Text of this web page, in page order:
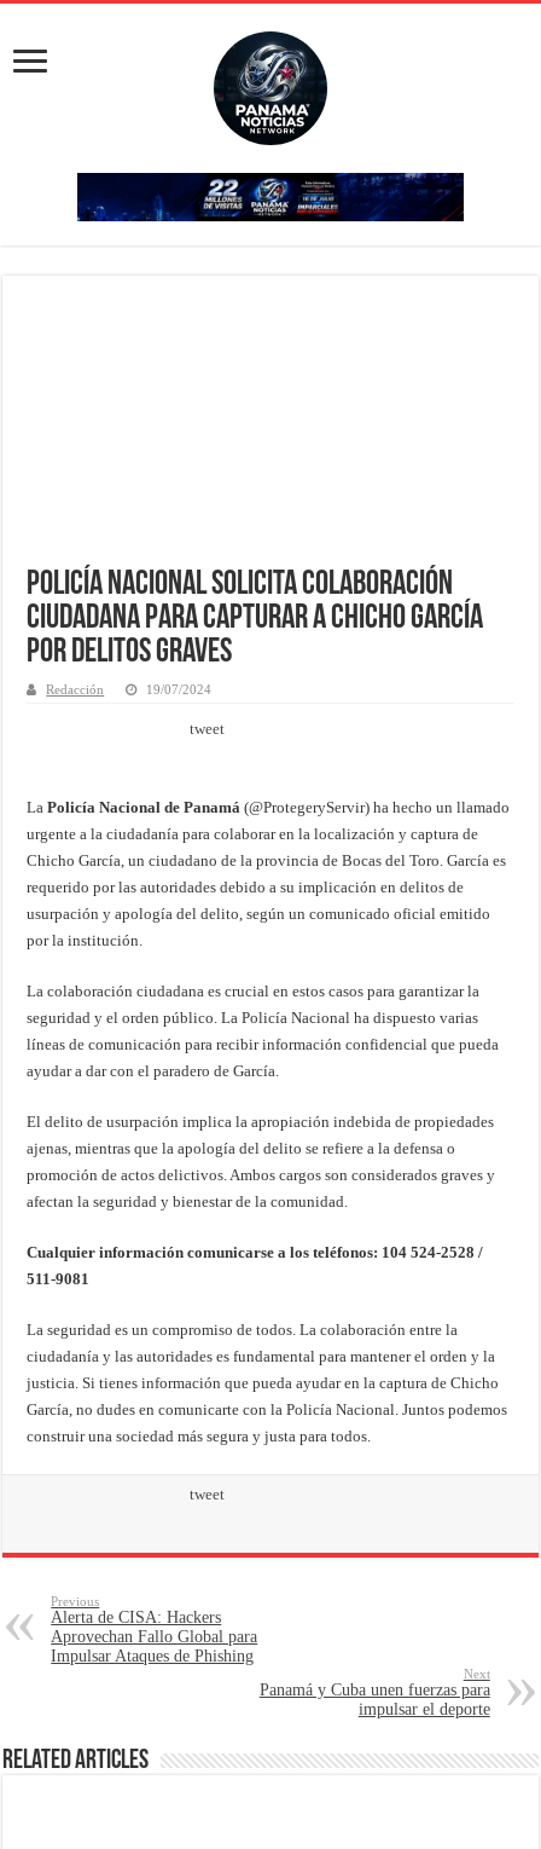
Policía Nacional Solicita Colaboración
Ciudadana para Capturar a Chicho García
por Delitos Graves
Redacción 19/07/2024
tweet
LaPolicía Nacional de Panamá (@ProtegeryServir) ha hecho un llamado
urgente a la ciudadanía para colaborar en la localización y captura de
Chicho García, un ciudadano de la provincia de Bocas del Toro. García es
requerido por las autoridades debido a su implicación en delitos de
usurpación y apología del delito, según un comunicado oficial emitido
por la institución.
La colaboración ciudadana es crucial en estos casos para garantizar la
seguridad y el orden público. La Policía Nacional ha dispuesto varias
líneas de comunicación para recibir información confidencial que pueda
ayudar a dar con el paradero de García.
El delito de usurpación implica la apropiación indebida de propiedades
ajenas, mientras que la apología del delito se refiere a la defensa o
promoción de actos delictivos. Ambos cargos son considerados graves y
afectan la seguridad y bienestar de la comunidad.
Cualquier información comunicarse a los teléfonos: 104 524-2528 /
511-9081
La seguridad es un compromiso de todos. La colaboración entre la
ciudadanía y las autoridades es fundamental para mantener el orden y la
justicia. Si tienes información que pueda ayudar en la captura de Chicho
García, no dudes en comunicarte con la Policía Nacional. Juntos podemos
construir una sociedad más segura y justa para todos.
tweet
Previous
Alerta de CISA: Hackers
Aprovechan Fallo Global para
Impulsar Ataques de Phishing
Next
Panamá y Cuba unen fuerzas para
impulsar el deporte
Related Articles